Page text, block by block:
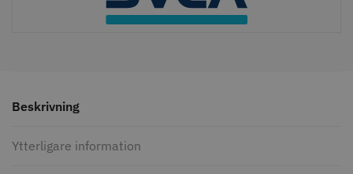
Beskrivning
Ytterligare information
Info